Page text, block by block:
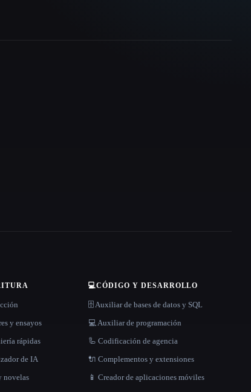
y ensayos
rápidas
de IA
novelas
💻CÓDIGO Y DESARROLLO
🗄️ Auxiliar de bases de datos y SQL
💻 Auxiliar de programación
🦾 Codificación de agencia
🔌 Complementos y extensiones
📱 Creador de aplicaciones móviles